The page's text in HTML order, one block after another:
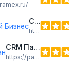
CRM Простой Бизнес
https://prostoy.ru/
CRM Параплан
https://paraplancrm.ru/